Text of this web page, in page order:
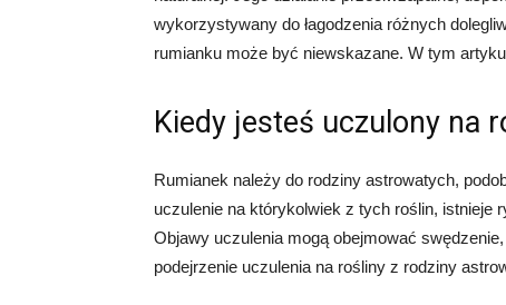
wykorzystywany do łagodzenia różnych
rumianku może być niewskazane. W tym
Kiedy jesteś uczulony na
Rumianek należy do rodziny astrowatych,
uczulenie na którykolwiek z tych roślin, istnieje
Objawy uczulenia mogą obejmować
podejrzenie uczulenia na rośliny z rodziny